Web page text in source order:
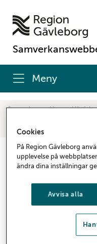
Meny
Samverkanswebben
Asylsökande och flyktingar i
hälso- och
Information om
som du som arbetar
använda i mötet med
Cookies
På Region Gävleborg
upplevelse på
ändra dina inställningar
Avvisa alla